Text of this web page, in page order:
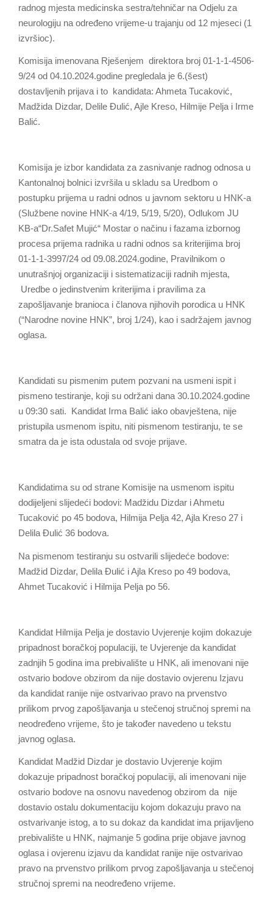
radnog mjesta medicinska sestra/tehničar na Odjelu za
neurologiju na određeno vrijeme-u trajanju od 12 mjeseci (1
izvršioc).
Komisija imenovana Rješenjem direktora broj 01-1-1-4506-
9/24 od 04.10.2024.godine pregledala je 6.(šest)
dostavljenih prijava i to kandidata: Ahmeta Tucaković,
Madžida Dizdar, Delile Đulić, Ajle Kreso, Hilmije Pelja i Irme
Balić.
Komisija je izbor kandidata za zasnivanje radnog odnosa u
Kantonalnoj bolnici izvršila u skladu sa Uredbom o
postupku prijema u radni odnos u javnom sektoru u HNK-a
(Službene novine HNK-a 4/19, 5/19, 5/20), Odlukom JU
KB-a“Dr.Safet Mujić“ Mostar o načinu i fazama izbornog
procesa prijema radnika u radni odnos sa kriterijima broj
01-1-1-3997/24 od 09.08.2024.godine, Pravilnikom o
unutrašnjoj organizaciji i sistematizaciji radnih mjesta,
Uredbe o jedinstvenim kriterijima i pravilima za
zapošljavanje branioca i članova njihovih porodica u HNK
(“Narodne novine HNK”, broj 1/24), kao i sadržajem javnog
oglasa.
Kandidati su pismenim putem pozvani na usmeni ispit i
pismeno testiranje, koji su održani dana 30.10.2024.godine
u 09:30 sati. Kandidat Irma Balić iako obavještena, nije
pristupila usmenom ispitu, niti pismenom testiranju, te se
smatra da je ista odustala od svoje prijave.
Kandidatima su od strane Komisije na usmenom ispitu
dodijeljeni slijedeći bodovi: Madžidu Dizdar i Ahmetu
Tucaković po 45 bodova, Hilmija Pelja 42, Ajla Kreso 27 i
Delila Đulić 36 bodova.
Na pismenom testiranju su ostvarili slijedeće bodove:
Madžid Dizdar, Delila Đulić i Ajla Kreso po 49 bodova,
Ahmet Tucaković i Hilmija Pelja po 56.
Kandidat Hilmija Pelja je dostavio Uvjerenje kojim dokazuje
pripadnost boračkoj populaciji, te Uvjerenje da kandidat
zadnjih 5 godina ima prebivalište u HNK, ali imenovani nije
ostvario bodove obzirom da nije dostavio ovjerenu Izjavu
da kandidat ranije nije ostvarivao pravo na prvenstvo
prilikom prvog zapošljavanja u stečenoj stručnoj spremi na
neodređeno vrijeme, što je također navedeno u tekstu
javnog oglasa.
Kandidat Madžid Dizdar je dostavio Uvjerenje kojim
dokazuje pripadnost boračkoj populaciji, ali imenovani nije
ostvario bodove na osnovu navedenog obzirom da nije
dostavio ostalu dokumentaciju kojom dokazuju pravo na
ostvarivanje istog, a to su dokaz da kandidat ima prijavljeno
prebivalište u HNK, najmanje 5 godina prije objave javnog
oglasa i ovjerenu izjavu da kandidat ranije nije ostvarivao
pravo na prvenstvo prilikom prvog zapošljavanja u stečenoj
stručnoj spremi na neodređeno vrijeme.